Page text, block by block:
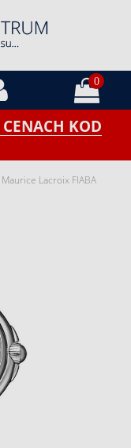
0
KOD
Maurice Lacroix FIABA